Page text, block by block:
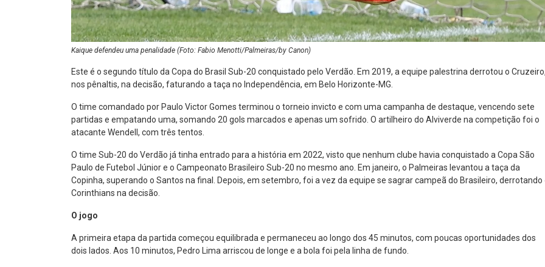
Kaique defendeu uma penalidade (Foto: Fabio Menotti/Palmeiras/by Canon)
Este é o segundo título da Copa do Brasil Sub-20 conquistado pelo Verdão. Em 2019, a equipe palestrina derrotou o
nos pênaltis, na decisão, faturando a taça no Independência, em Belo Horizonte-MG.
O time comandado por Paulo Victor Gomes terminou o torneio invicto e com uma campanha de destaque, vencendo sete
partidas e empatando uma, somando 20 gols marcados e apenas um sofrido. O artilheiro do Alviverde na competição foi o
atacante Wendell, com três tentos.
O time Sub-20 do Verdão já tinha entrado para a história em 2022, visto que nenhum clube havia conquistado a Copa São
Paulo de Futebol Júnior e o Campeonato Brasileiro Sub-20 no mesmo ano. Em janeiro, o Palmeiras levantou a taça da
Copinha, superando o Santos na final. Depois, em setembro, foi a vez da equipe se sagrar campeã do Brasileiro, derrotando
Corinthians na decisão.
O jogo
A primeira etapa da partida começou equilibrada e permaneceu ao longo dos 45 minutos, com poucas oportunidades dos
dois lados. Aos 10 minutos, Pedro Lima arriscou de longe e a bola foi pela linha de fundo.